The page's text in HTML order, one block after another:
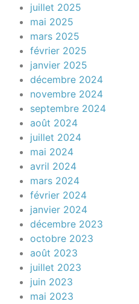
juillet 2025
mai 2025
mars 2025
février 2025
janvier 2025
décembre 2024
novembre 2024
septembre 2024
août 2024
juillet 2024
mai 2024
avril 2024
mars 2024
février 2024
janvier 2024
décembre 2023
octobre 2023
août 2023
juillet 2023
juin 2023
mai 2023